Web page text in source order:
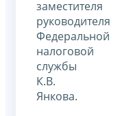
заместителя
руководителя
Федеральной
налоговой
службы
К.В.
Янкова.